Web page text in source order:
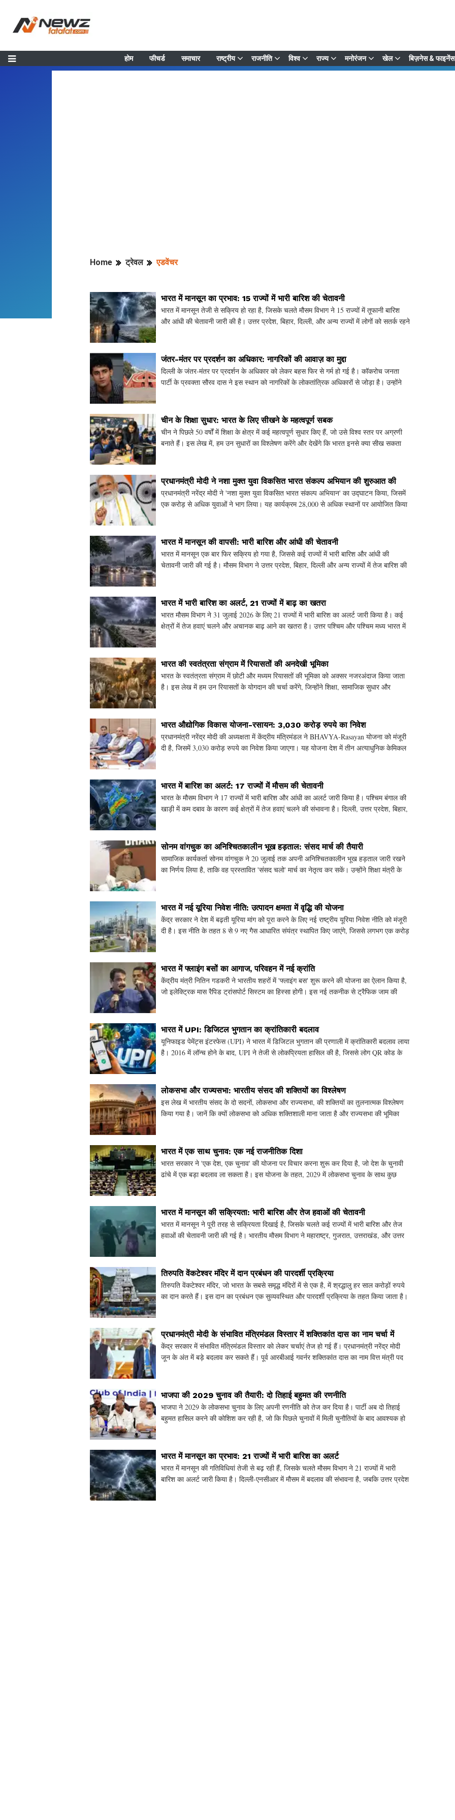
होम फीचर्ड समाचार राष्ट्रीय राजनीति विश्व राज्य मनोरंजन खेल बिज़नेस & फाइनेंस
Home ट्रेवल एडवेंचर
भारत में मानसून का प्रभाव: 15 राज्यों में भारी बारिश की चेतावनी
भारत में मानसून तेजी से सक्रिय हो रहा है, जिसके चलते मौसम विभाग ने 15 राज्यों में तूफानी बारिश
और आंधी की चेतावनी जारी की है। उत्तर प्रदेश, बिहार, दिल्ली, और अन्य राज्यों में लोगों को सतर्क रहने
जंतर-मंतर पर प्रदर्शन का अधिकार: नागरिकों की आवाज़ का मुद्दा
दिल्ली के जंतर-मंतर पर प्रदर्शन के अधिकार को लेकर बहस फिर से गर्म हो गई है। कॉकरोच जनता
पार्टी के प्रवक्ता सौरव दास ने इस स्थान को नागरिकों के लोकतांत्रिक अधिकारों से जोड़ा है। उन्होंने
चीन के शिक्षा सुधार: भारत के लिए सीखने के महत्वपूर्ण सबक
चीन ने पिछले 50 वर्षों में शिक्षा के क्षेत्र में कई महत्वपूर्ण सुधार किए हैं, जो उसे विश्व स्तर पर अग्रणी
बनाते हैं। इस लेख में, हम उन सुधारों का विश्लेषण करेंगे और देखेंगे कि भारत इनसे क्या सीख सकता
प्रधानमंत्री मोदी ने नशा मुक्त युवा विकसित भारत संकल्प अभियान की शुरुआत की
प्रधानमंत्री नरेंद्र मोदी ने 'नशा मुक्त युवा विकसित भारत संकल्प अभियान' का उद्घाटन किया, जिसमें
एक करोड़ से अधिक युवाओं ने भाग लिया। यह कार्यक्रम 28,000 से अधिक स्थानों पर आयोजित किया
भारत में मानसून की वापसी: भारी बारिश और आंधी की चेतावनी
भारत में मानसून एक बार फिर सक्रिय हो गया है, जिससे कई राज्यों में भारी बारिश और आंधी की
चेतावनी जारी की गई है। मौसम विभाग ने उत्तर प्रदेश, बिहार, दिल्ली और अन्य राज्यों में तेज बारिश की
भारत में भारी बारिश का अलर्ट, 21 राज्यों में बाढ़ का खतरा
भारत मौसम विभाग ने 31 जुलाई 2026 के लिए 21 राज्यों में भारी बारिश का अलर्ट जारी किया है। कई
क्षेत्रों में तेज हवाएं चलने और अचानक बाढ़ आने का खतरा है। उत्तर पश्चिम और पश्चिम मध्य भारत में
भारत की स्वतंत्रता संग्राम में रियासतों की अनदेखी भूमिका
भारत के स्वतंत्रता संग्राम में छोटी और मध्यम रियासतों की भूमिका को अक्सर नजरअंदाज किया जाता
है। इस लेख में हम उन रियासतों के योगदान की चर्चा करेंगे, जिन्होंने शिक्षा, सामाजिक सुधार और
भारत औद्योगिक विकास योजना-रसायन: 3,030 करोड़ रुपये का निवेश
प्रधानमंत्री नरेंद्र मोदी की अध्यक्षता में केंद्रीय मंत्रिमंडल ने BHAVYA-Rasayan योजना को मंजूरी
दी है, जिसमें 3,030 करोड़ रुपये का निवेश किया जाएगा। यह योजना देश में तीन अत्याधुनिक केमिकल
भारत में बारिश का अलर्ट: 17 राज्यों में मौसम की चेतावनी
भारत के मौसम विभाग ने 17 राज्यों में भारी बारिश और आंधी का अलर्ट जारी किया है। पश्चिम बंगाल की
खाड़ी में कम दबाव के कारण कई क्षेत्रों में तेज हवाएं चलने की संभावना है। दिल्ली, उत्तर प्रदेश, बिहार,
सोनम वांगचुक का अनिश्चितकालीन भूख हड़ताल: संसद मार्च की तैयारी
सामाजिक कार्यकर्ता सोनम वांगचुक ने 20 जुलाई तक अपनी अनिश्चितकालीन भूख हड़ताल जारी रखने
का निर्णय लिया है, ताकि वह प्रस्तावित 'संसद चलो' मार्च का नेतृत्व कर सकें। उन्होंने शिक्षा मंत्री के
भारत में नई यूरिया निवेश नीति: उत्पादन क्षमता में वृद्धि की योजना
केंद्र सरकार ने देश में बढ़ती यूरिया मांग को पूरा करने के लिए नई राष्ट्रीय यूरिया निवेश नीति को मंजूरी
दी है। इस नीति के तहत 8 से 9 नए गैस आधारित संयंत्र स्थापित किए जाएंगे, जिससे लगभग एक करोड़
भारत में फ्लाइंग बसों का आगाज, परिवहन में नई क्रांति
केंद्रीय मंत्री नितिन गडकरी ने भारतीय शहरों में 'फ्लाइंग बस' शुरू करने की योजना का ऐलान किया है,
जो इलेक्ट्रिक मास रैपिड ट्रांसपोर्ट सिस्टम का हिस्सा होगी। इस नई तकनीक से ट्रैफिक जाम की
भारत में UPI: डिजिटल भुगतान का क्रांतिकारी बदलाव
यूनिफाइड पेमेंट्स इंटरफेस (UPI) ने भारत में डिजिटल भुगतान की प्रणाली में क्रांतिकारी बदलाव लाया
है। 2016 में लॉन्च होने के बाद, UPI ने तेजी से लोकप्रियता हासिल की है, जिससे लोग QR कोड के
लोकसभा और राज्यसभा: भारतीय संसद की शक्तियों का विश्लेषण
इस लेख में भारतीय संसद के दो सदनों, लोकसभा और राज्यसभा, की शक्तियों का तुलनात्मक विश्लेषण
किया गया है। जानें कि क्यों लोकसभा को अधिक शक्तिशाली माना जाता है और राज्यसभा की भूमिका
भारत में एक साथ चुनाव: एक नई राजनीतिक दिशा
भारत सरकार ने 'एक देश, एक चुनाव' की योजना पर विचार करना शुरू कर दिया है, जो देश के चुनावी
ढांचे में एक बड़ा बदलाव ला सकता है। इस योजना के तहत, 2029 में लोकसभा चुनाव के साथ कुछ
भारत में मानसून की सक्रियता: भारी बारिश और तेज हवाओं की चेतावनी
भारत में मानसून ने पूरी तरह से सक्रियता दिखाई है, जिसके चलते कई राज्यों में भारी बारिश और तेज
हवाओं की चेतावनी जारी की गई है। भारतीय मौसम विभाग ने महाराष्ट्र, गुजरात, उत्तराखंड, और उत्तर
तिरुपति वेंकटेश्वर मंदिर में दान प्रबंधन की पारदर्शी प्रक्रिया
तिरुपति वेंकटेश्वर मंदिर, जो भारत के सबसे समृद्ध मंदिरों में से एक है, में श्रद्धालु हर साल करोड़ों रुपये
का दान करते हैं। इस दान का प्रबंधन एक सुव्यवस्थित और पारदर्शी प्रक्रिया के तहत किया जाता है।
प्रधानमंत्री मोदी के संभावित मंत्रिमंडल विस्तार में शक्तिकांत दास का नाम चर्चा में
केंद्र सरकार में संभावित मंत्रिमंडल विस्तार को लेकर चर्चाएं तेज हो गई हैं। प्रधानमंत्री नरेंद्र मोदी
जून के अंत में बड़े बदलाव कर सकते हैं। पूर्व आरबीआई गवर्नर शक्तिकांत दास का नाम वित्त मंत्री पद
भाजपा की 2029 चुनाव की तैयारी: दो तिहाई बहुमत की रणनीति
भाजपा ने 2029 के लोकसभा चुनाव के लिए अपनी रणनीति को तेज कर दिया है। पार्टी अब दो तिहाई
बहुमत हासिल करने की कोशिश कर रही है, जो कि पिछले चुनावों में मिली चुनौतियों के बाद आवश्यक हो
भारत में मानसून का प्रभाव: 21 राज्यों में भारी बारिश का अलर्ट
भारत में मानसून की गतिविधियां तेजी से बढ़ रही हैं, जिसके चलते मौसम विभाग ने 21 राज्यों में भारी
बारिश का अलर्ट जारी किया है। दिल्ली-एनसीआर में मौसम में बदलाव की संभावना है, जबकि उत्तर प्रदेश